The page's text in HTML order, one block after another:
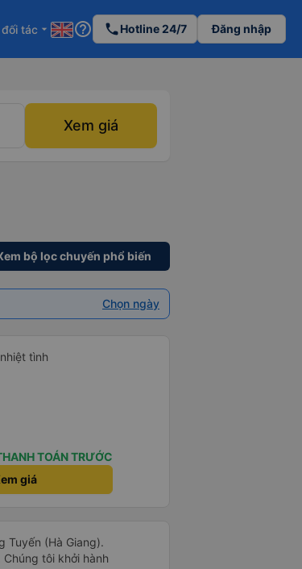
tác arrow_drop_down help_outline phoneHotline 24/7 Đăng nhập
Xem giá
bộ lọc chuyến phổ biến
Chọn ngày
tình
TOÁN TRƯỚC
giá
Tuyến (Hà Giang).
tôi khởi hành